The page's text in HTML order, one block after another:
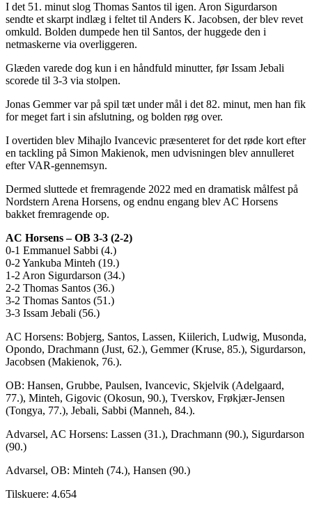
I det 51. minut slog Thomas Santos til igen. Aron Sigurdarson
sendte et skarpt indlæg i feltet til Anders K. Jacobsen, der blev revet
omkuld. Bolden dumpede hen til Santos, der huggede den i
netmaskerne via overliggeren.
Glæden varede dog kun i en håndfuld minutter, før Issam Jebali
scorede til 3-3 via stolpen.
Jonas Gemmer var på spil tæt under mål i det 82. minut, men han fik
for meget fart i sin afslutning, og bolden røg over.
I overtiden blev Mihajlo Ivancevic præsenteret for det røde kort efter
en tackling på Simon Makienok, men udvisningen blev annulleret
efter VAR-gennemsyn.
Dermed sluttede et fremragende 2022 med en dramatisk målfest på
Nordstern Arena Horsens, og endnu engang blev AC Horsens
bakket fremragende op.
AC Horsens – OB 3-3 (2-2)
0-1 Emmanuel Sabbi (4.)
0-2 Yankuba Minteh (19.)
1-2 Aron Sigurdarson (34.)
2-2 Thomas Santos (36.)
3-2 Thomas Santos (51.)
3-3 Issam Jebali (56.)
AC Horsens: Bobjerg, Santos, Lassen, Kiilerich, Ludwig, Musonda,
Opondo, Drachmann (Just, 62.), Gemmer (Kruse, 85.), Sigurdarson,
Jacobsen (Makienok, 76.).
OB: Hansen, Grubbe, Paulsen, Ivancevic, Skjelvik (Adelgaard,
77.), Minteh, Gigovic (Okosun, 90.), Tverskov, Frøkjær-Jensen
(Tongya, 77.), Jebali, Sabbi (Manneh, 84.).
Advarsel, AC Horsens: Lassen (31.), Drachmann (90.), Sigurdarson
(90.)
Advarsel, OB: Minteh (74.), Hansen (90.)
Tilskuere: 4.654